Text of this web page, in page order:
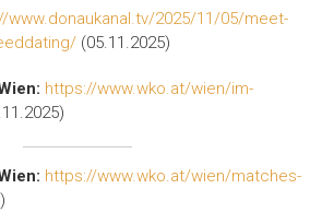
www.donaukanal.tv/2025/11/05/meet-
(05.11.2025)
https://www.wko.at/wien/im-
https://www.wko.at/wien/matches-